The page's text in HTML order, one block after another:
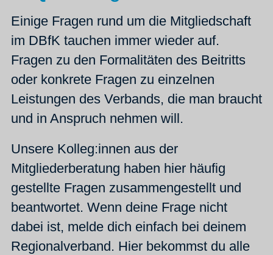
Einige Fragen rund um die Mitgliedschaft
im DBfK tauchen immer wieder auf.
Fragen zu den Formalitäten des Beitritts
oder konkrete Fragen zu einzelnen
Leistungen des Verbands, die man braucht
und in Anspruch nehmen will.
Unsere Kolleg:innen aus der
Mitgliederberatung haben hier häufig
gestellte Fragen zusammengestellt und
beantwortet. Wenn deine Frage nicht
dabei ist, melde dich einfach bei deinem
Regionalverband. Hier bekommst du alle